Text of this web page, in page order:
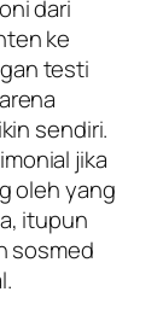
dari
ke
testi
sendiri.
jika
oleh yang
itupun
sosmed